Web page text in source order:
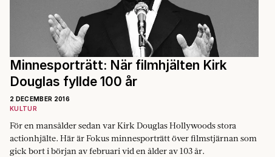
Minnesporträtt: När filmhjälten Kirk
Douglas fyllde 100 år
2 DECEMBER 2016
KULTUR
För en mansålder sedan var Kirk Douglas Hollywoods stora
actionhjälte. Här är Fokus minnesporträtt över filmstjärnan som
gick bort i början av februari vid en ålder av 103 år.